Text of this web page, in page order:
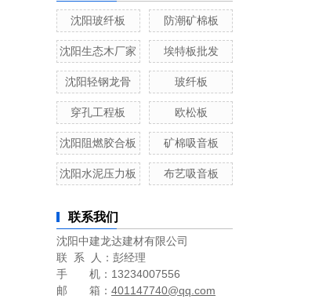
沈阳玻纤板 防潮矿棉板
沈阳生态木厂家 埃特板批发
沈阳轻钢龙骨 玻纤板
穿孔工程板 欧松板
沈阳阻燃胶合板 矿棉吸音板
沈阳水泥压力板 布艺吸音板
联系我们
沈阳中建龙达建材有限公司
联 系 人：彭经理
手 机：13234007556
邮 箱： 401147740@qq.com